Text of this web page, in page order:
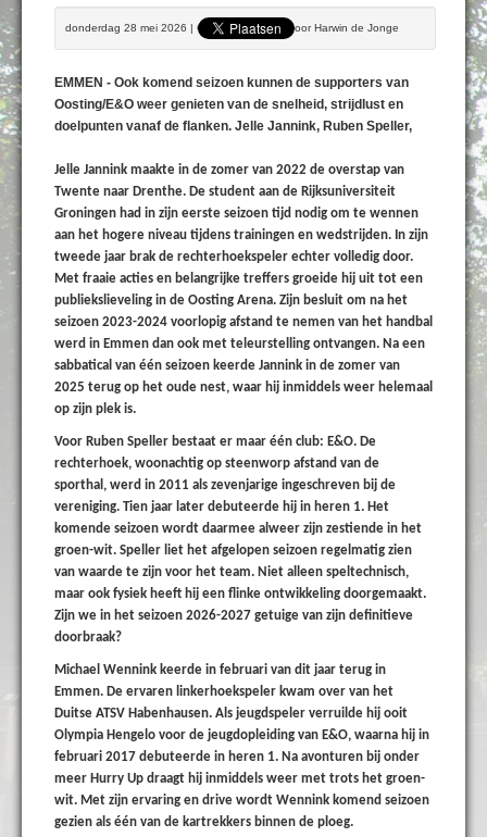
donderdag 28 mei 2026 | Geschreven door Door Harwin de Jonge
EMMEN - Ook komend seizoen kunnen de supporters van
Oosting/E&O weer genieten van de snelheid, strijdlust en
doelpunten vanaf de flanken. Jelle Jannink, Ruben Speller,
Jelle Jannink maakte in de zomer van 2022 de overstap van
Twente naar Drenthe. De student aan de Rijksuniversiteit
Groningen had in zijn eerste seizoen tijd nodig om te wennen
aan het hogere niveau tijdens trainingen en wedstrijden. In zijn
tweede jaar brak de rechterhoekspeler echter volledig door.
Met fraaie acties en belangrijke treffers groeide hij uit tot een
publiekslieveling in de Oosting Arena. Zijn besluit om na het
seizoen 2023-2024 voorlopig afstand te nemen van het handbal
werd in Emmen dan ook met teleurstelling ontvangen. Na een
sabbatical van één seizoen keerde Jannink in de zomer van
2025 terug op het oude nest, waar hij inmiddels weer helemaal
op zijn plek is.
Voor Ruben Speller bestaat er maar één club: E&O. De
rechterhoek, woonachtig op steenworp afstand van de
sporthal, werd in 2011 als zevenjarige ingeschreven bij de
vereniging. Tien jaar later debuteerde hij in heren 1. Het
komende seizoen wordt daarmee alweer zijn zestiende in het
groen-wit. Speller liet het afgelopen seizoen regelmatig zien
van waarde te zijn voor het team. Niet alleen speltechnisch,
maar ook fysiek heeft hij een flinke ontwikkeling doorgemaakt.
Zijn we in het seizoen 2026-2027 getuige van zijn definitieve
doorbraak?
Michael Wennink keerde in februari van dit jaar terug in
Emmen. De ervaren linkerhoekspeler kwam over van het
Duitse ATSV Habenhausen. Als jeugdspeler verruilde hij ooit
Olympia Hengelo voor de jeugdopleiding van E&O, waarna hij in
februari 2017 debuteerde in heren 1. Na avonturen bij onder
meer Hurry Up draagt hij inmiddels weer met trots het groen-
wit. Met zijn ervaring en drive wordt Wennink komend seizoen
gezien als één van de kartrekkers binnen de ploeg.